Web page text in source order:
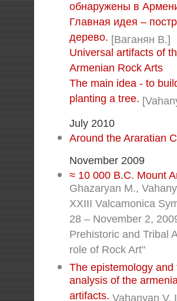
обнаружены в
Главная идея –
дерево. [Ваганян В.]
Universal artifacts of
Armenian Rock Arts
The main idea - to
planting a tree.
July 2010
Around the Araratian
November 2009
≈ 10 000 B.C. Mount
Ghazaryan M.,
XXIII Valcamonica
28 – November 2,
Prehistoric and Tribal
role of Rock Art"
The epistemology
analysis of the
artifacts. Vahanyan V.